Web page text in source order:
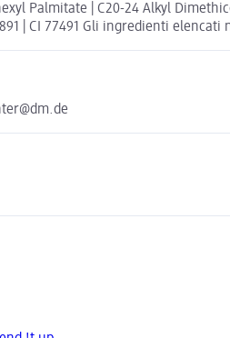
Palmitate | C20-24 Alkyl
| CI 77491 Gli ingredienti